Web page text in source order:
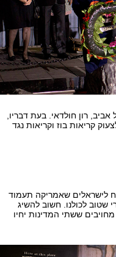
רון חולדאי. בעת דבריו,
קריאות בוז וקריאות נגד
לישראלים שאמריקה תעמוד
שטוב לכולנו. חשוב להשיג
ששתי המדינות יחיו